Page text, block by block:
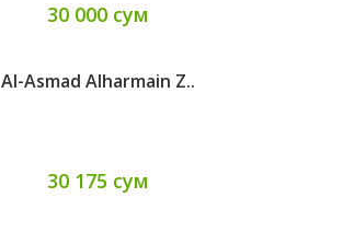
30 000 сум
Al-Asmad Alharmain Z..
30 175 сум